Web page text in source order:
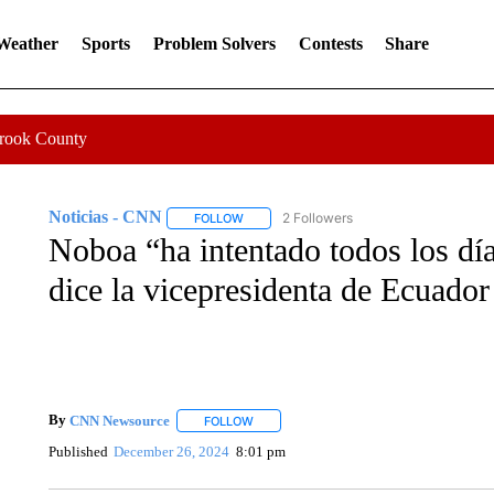
Sports Problem Solvers Contests Share
County
Noticias - CNN FOLLOWFOLLOW "NOTICIAS - CNN" TO RECEIVE
2 Followers
Noboa “ha intentado todos los
dice la vicepresidenta de
By CNN Newsource FOLLOWFOLLOW "" TO RECEIVE NOTIFICATIONS
Published December 26, 2024 8:01 pm